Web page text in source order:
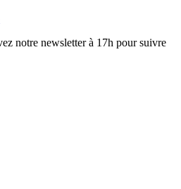
notre newsletter à 17h pour suivre